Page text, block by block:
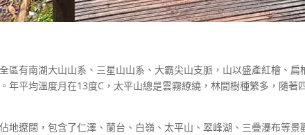
區有南湖大山山系、三星山山系、大霸尖山支脈，山以盛產紅檜、
年平均溫度月在13度C，太平山總是雲霧繚繞，林間樹種繁多，隨著
地遼闊，包含了仁澤、蘭台、白嶺、太平山、翠峰湖、三疊瀑布等